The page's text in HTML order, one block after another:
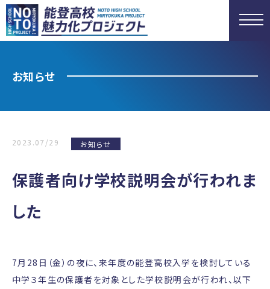
お知らせ
2023.07/29 お知らせ
保護者向け学校説明会が行われま
した
7月28日（金）の夜に、来年度の能登高校入学を検討している
中学３年生の保護者を対象とした学校説明会が行われ、以下